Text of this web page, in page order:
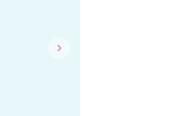
Next